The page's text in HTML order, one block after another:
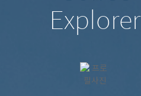
Explorer